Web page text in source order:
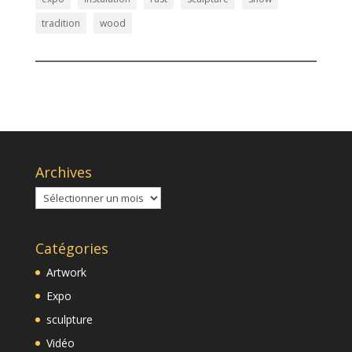
tradition
wood
Archives
Archives
Catégories
Artwork
Expo
sculpture
Vidéo